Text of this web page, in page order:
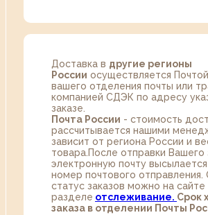
Доставка в другие регионы
России осуществляется
вашего отделения почты или
компанией СДЭК по адресу
заказе.
Почта России - стоимость
рассчитывается нашими
зависит от региона России и
товара.После отправки Вашего
электронную почту
номер почтового отправления.
статус заказов можно на
разделе oтслеживание. Срок
заказа в отделении Почты